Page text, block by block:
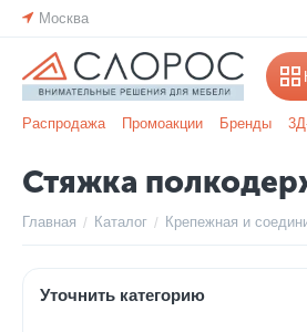
Москва
Распродажа Промоакции Бренды
Стяжка
Главная / Каталог / Крепежная и
Уточнить категорию